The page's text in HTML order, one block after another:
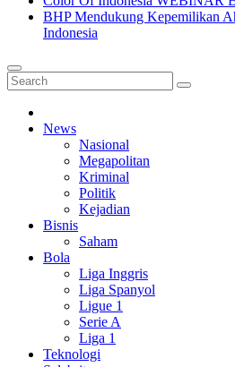
BHP Mendukung Kepemilikan
Indonesia
News
Nasional
Megapolitan
Kriminal
Politik
Kejadian
Bisnis
Saham
Bola
Liga Inggris
Liga Spanyol
Ligue 1
Serie A
Liga 1
Teknologi